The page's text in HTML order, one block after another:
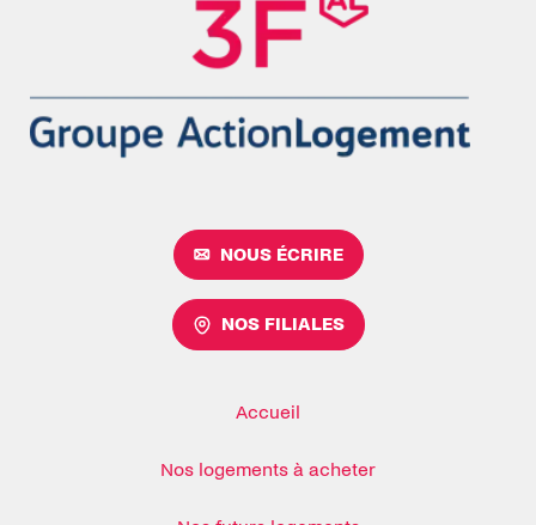
Accueil
Nos logements à acheter
NOUS ÉCRIRE
NOS FILIALES